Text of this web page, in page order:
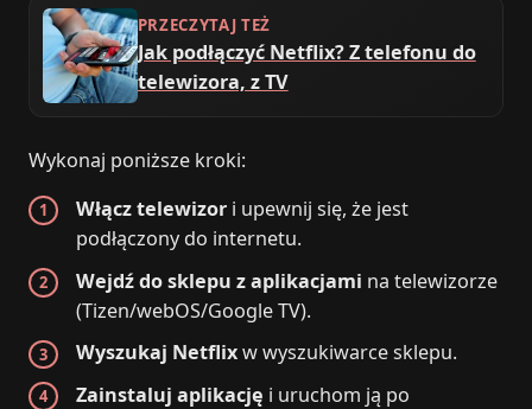
PRZECZYTAJ TEŻ
Jak podłączyć Netflix? Z telefonu do
telewizora, z TV
Wykonaj poniższe kroki:
Włącz telewizor i upewnij się, że jest
podłączony do internetu.
Wejdź do sklepu z aplikacjami na telewizorze
(Tizen/webOS/Google TV).
Wyszukaj Netflixw wyszukiwarce sklepu.
Zainstaluj aplikację i uruchom ją po